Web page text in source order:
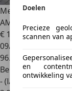
Mercedes-Benz E
€ 15.950
09/2010
96.998 km
Benzine
- (l/100 km)
Doelen
Precieze
scannen van
en
ontwikkeling